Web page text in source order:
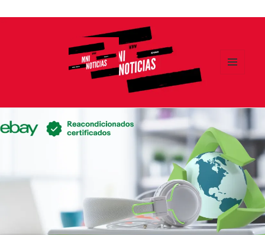
Ir